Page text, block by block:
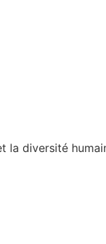
la diversité